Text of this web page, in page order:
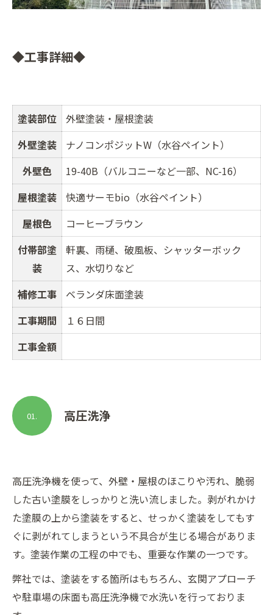
◆工事詳細◆
塗装部位
外壁塗装・屋根塗装
外壁塗装
ナノコンポジットW（水谷ペイント）
外壁色
19-40B（バルコニーなど一部、NC-16）
屋根塗装
快適サーモbio（水谷ペイント）
屋根色
コーヒーブラウン
付帯部塗
装
軒裏、雨樋、破風板、シャッターボック
ス、水切りなど
補修工事
ベランダ床面塗装
工事期間
１６日間
工事金額
高圧洗浄
01.
高圧洗浄機を使って、外壁・屋根のほこりや汚れ、脆弱
した古い塗膜をしっかりと洗い流しました。剥がれかけ
た塗膜の上から塗装をすると、せっかく塗装をしてもす
ぐに剥がれてしまうという不具合が生じる場合がありま
す。塗装作業の工程の中でも、重要な作業の一つです。
弊社では、塗装をする箇所はもちろん、玄関アプローチ
や駐車場の床面も高圧洗浄機で水洗いを行っておりま